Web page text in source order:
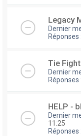
Legacy
Dernier
Réponses :
Tie
Dernier
Réponses :
HELP -
Dernier
11:25
Réponses :